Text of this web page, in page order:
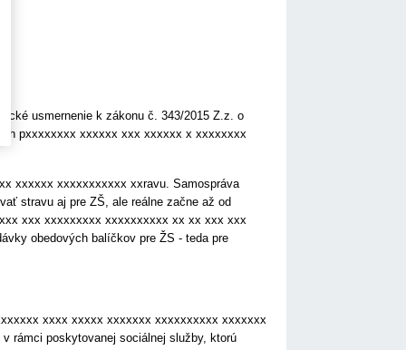
usmernenie k zákonu č. 343/2015 Z.z. o
pxxxxxxxx xxxxxx xxx xxxxxx x xxxxxxxx
xxxxxx xxxxxxxxxxx xxravu. Samospráva
stravu aj pre ZŠ, ale reálne začne až od
xxx xxxxxxxxx xxxxxxxxxx xx xx xxx xxx
obedových balíčkov pre ŽS - teda pre
xxxx xxxxx xxxxxxx xxxxxxxxxx xxxxxxx
rámci poskytovanej sociálnej služby, ktorú